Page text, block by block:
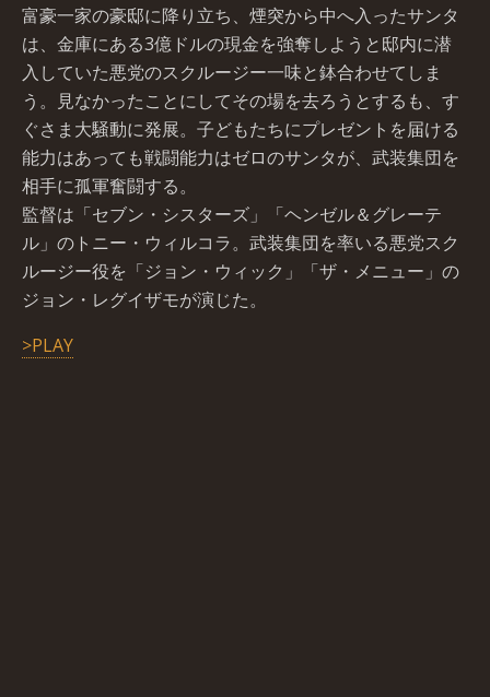
富豪一家の豪邸に降り立ち、煙突から中へ入ったサンタ
は、金庫にある3億ドルの現金を強奪しようと邸内に潜
入していた悪党のスクルージー一味と鉢合わせてしま
う。見なかったことにしてその場を去ろうとするも、す
ぐさま大騒動に発展。子どもたちにプレゼントを届ける
能力はあっても戦闘能力はゼロのサンタが、武装集団を
相手に孤軍奮闘する。
監督は「セブン・シスターズ」「ヘンゼル＆グレーテ
ル」のトニー・ウィルコラ。武装集団を率いる悪党スク
ルージー役を「ジョン・ウィック」「ザ・メニュー」の
ジョン・レグイザモが演じた。
>PLAY